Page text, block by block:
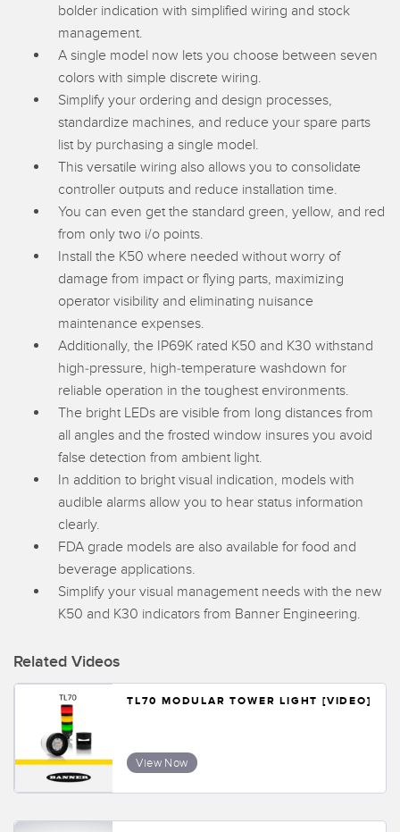
bolder indication with simplified wiring and stock
management.
A single model now lets you choose between seven
colors with simple discrete wiring.
Simplify your ordering and design processes,
standardize machines, and reduce your spare parts
list by purchasing a single model.
This versatile wiring also allows you to consolidate
controller outputs and reduce installation time.
You can even get the standard green, yellow, and red
from only two i/o points.
Install the K50 where needed without worry of
damage from impact or flying parts, maximizing
operator visibility and eliminating nuisance
maintenance expenses.
Additionally, the IP69K rated K50 and K30 withstand
high-pressure, high-temperature washdown for
reliable operation in the toughest environments.
The bright LEDs are visible from long distances from
all angles and the frosted window insures you avoid
false detection from ambient light.
In addition to bright visual indication, models with
audible alarms allow you to hear status information
clearly.
FDA grade models are also available for food and
beverage applications.
Simplify your visual management needs with the new
K50 and K30 indicators from Banner Engineering.
Related Videos
TL70 MODULAR TOWER LIGHT [VIDEO]
View Now